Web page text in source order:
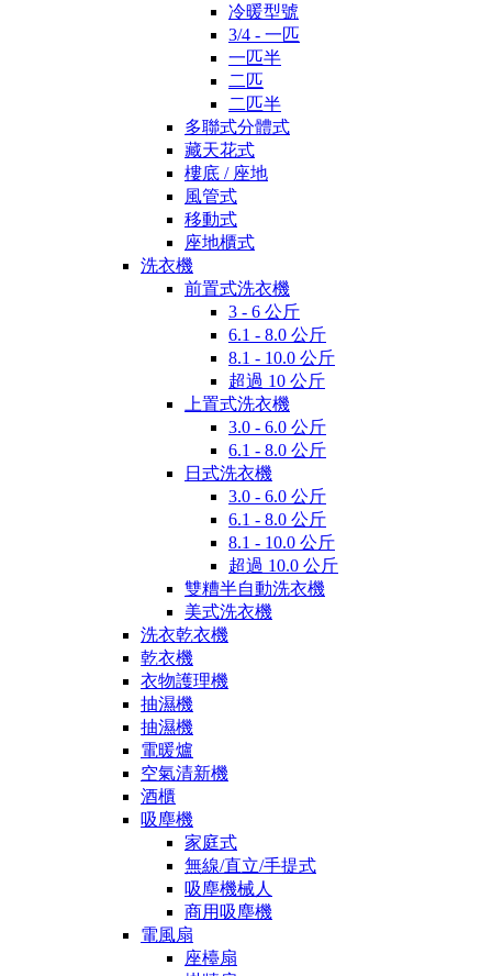
冷暖型號
3/4 - 一匹
一匹半
二匹
二匹半
多聯式分體式
藏天花式
樓底 / 座地
風管式
移動式
座地櫃式
洗衣機
前置式洗衣機
3 - 6 公斤
6.1 - 8.0 公斤
8.1 - 10.0 公斤
超過 10 公斤
上置式洗衣機
3.0 - 6.0 公斤
6.1 - 8.0 公斤
日式洗衣機
3.0 - 6.0 公斤
6.1 - 8.0 公斤
8.1 - 10.0 公斤
超過 10.0 公斤
雙糟半自動洗衣機
美式洗衣機
洗衣乾衣機
乾衣機
衣物護理機
抽濕機
抽濕機
電暖爐
空氣清新機
酒櫃
吸塵機
家庭式
無線/直立/手提式
吸塵機械人
商用吸塵機
電風扇
座檯扇